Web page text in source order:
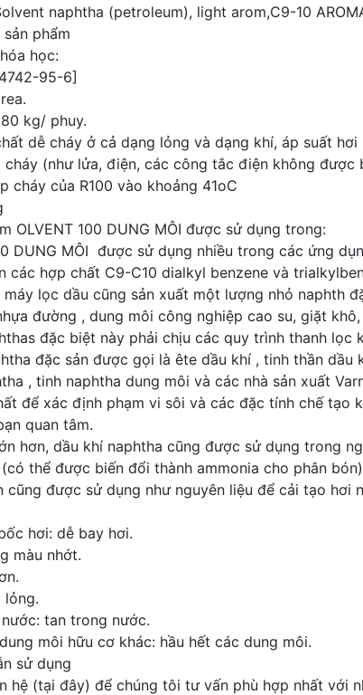
naphtha (petroleum), light arom,C9-10
phẩm
học:
95-6]
kg/ phuy.
dễ cháy ở cả dạng lỏng và dạng khí, áp suất
cháy (như lửa, điện, các công tắc điện không được
cháy của R100 vào khoảng 41oC
OLVENT 100 DUNG MÔI được sử dụng trong:
DUNG MÔI được sử dụng nhiều trong các ứng
các hợp chất C9-C10 dialkyl benzene và
máy lọc dầu cũng sản xuất một lượng nhỏ naphth
đường , dung môi công nghiệp cao su, giặt
đặc biệt này phải chịu các quy trình thanh lọc
đặc sản được gọi là ête dầu khí , tinh thần
, tinh naphtha dung môi và các nhà sản xuất
để xác định phạm vi sôi và các đặc tính chế tạo
quan tâm.
hơn, dầu khí naphtha cũng được sử dụng trong
thể được biến đổi thành ammonia cho phân
cũng được sử dụng như nguyên liệu để cải tạo hơi
hơi: dễ bay hơi.
màu nhớt.
lỏng.
tan trong nước.
môi hữu cơ khác: hầu hết các dung môi.
sử dụng
hệ (tại đây) để chúng tôi tư vấn phù hợp nhất với